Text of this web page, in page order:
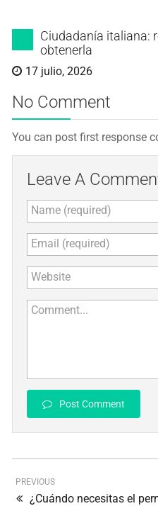
Ciudadanía italiana:
obtenerla
17 julio, 2026
No Comment
You can post first response
Leave A
Name (required)
Email (required)
Website
Comment...
Post Comment
PREVIOUS
¿Cuándo necesitas el